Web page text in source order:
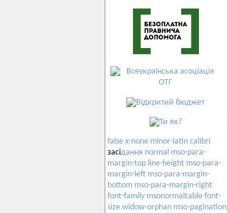
false x-none minor-latin calibri
засідання normal mso-para-
margin-top line-height mso-para-
margin-left mso-para-margin-
bottom mso-para-margin-right
font-family msonormaltable font-
size widow-orphan mso-pagination